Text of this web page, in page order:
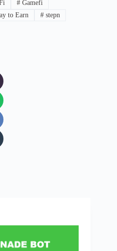
# Gamefi
to Earn # stepn